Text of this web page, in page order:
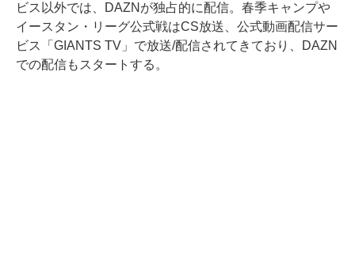
ビス以外では、DAZNが独占的に配信。春季キャンプや
イースタン・リーグ公式戦はCS放送、公式動画配信サー
ビス「GIANTS TV」で放送/配信されてきており、DAZN
での配信もスタートする。